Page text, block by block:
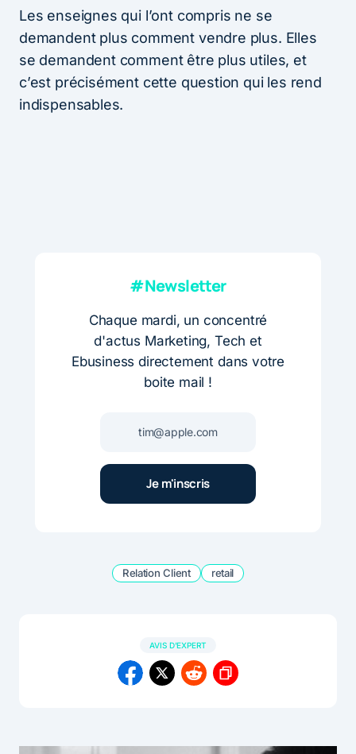
Les enseignes qui l’ont compris ne se
demandent plus comment vendre plus. Elles
se demandent comment être plus utiles, et
c’est précisément cette question qui les rend
indispensables.
#Newsletter
Chaque mardi, un concentré
d'actus Marketing, Tech et
Ebusiness directement dans votre
boite mail !
Relation Client retail
AVIS D'EXPERT